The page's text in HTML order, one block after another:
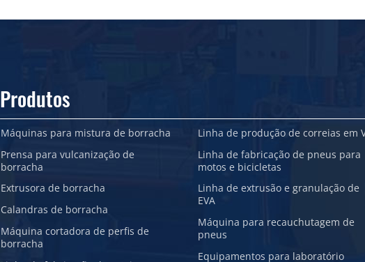
Produtos
Máquinas para mistura de borracha
Prensa para vulcanização de
borracha
Extrusora de borracha
Calandras de borracha
Máquina cortadora de perfis de
borracha
Linha de produção de correias em
Linha de fabricação de pneus para
motos e bicicletas
Linha de extrusão e granulação de
EVA
Máquina para recauchutagem de
pneus
Equipamentos para laboratório